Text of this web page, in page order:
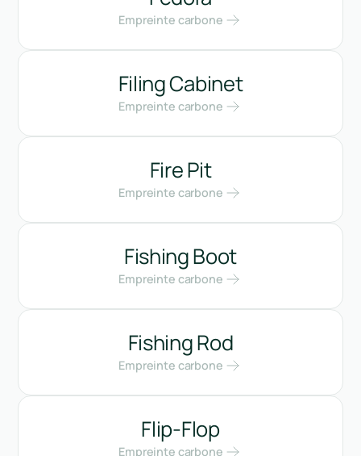
Empreinte carbone
Filing Cabinet
Empreinte carbone
Fire Pit
Empreinte carbone
Fishing Boot
Empreinte carbone
Fishing Rod
Empreinte carbone
Flip-Flop
Empreinte carbone